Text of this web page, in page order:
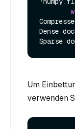
Dense
Sparse
Um
verwenden